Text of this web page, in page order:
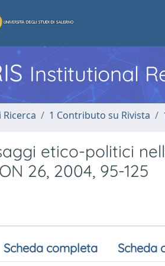
Institutional
1 Contributo su Rivista
etico-politici
26, 2004, 95-125
Scheda completa Scheda